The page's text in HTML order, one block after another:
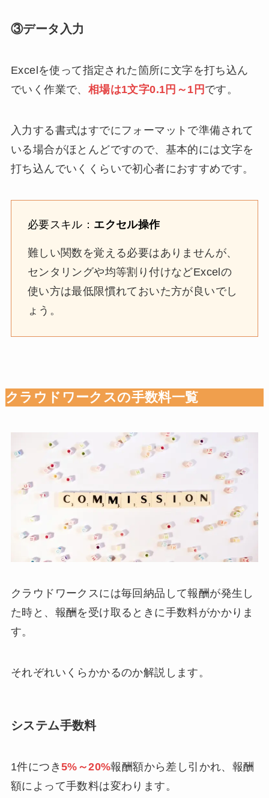
③データ入力
Excelを使って指定された箇所に文字を打ち込ん
でいく作業で、 相場は1文字0.1円～1円 です。
入力する書式はすでにフォーマットで準備されて
いる場合がほとんどですので、基本的には文字を
打ち込んでいくくらいで初心者におすすめです。
必要スキル： エクセル操作
難しい関数を覚える必要はありませんが、
センタリングや均等割り付けなどExcelの
使い方は最低限慣れておいた方が良いでし
ょう。
クラウドワークスの手数料一覧
クラウドワークスには毎回納品して報酬が発生し
た時と、報酬を受け取るときに手数料がかかりま
す。
それぞれいくらかかるのか解説します。
システム手数料
1件につき 5%～20%報酬額から差し引かれ、報酬
額によって手数料は変わります。